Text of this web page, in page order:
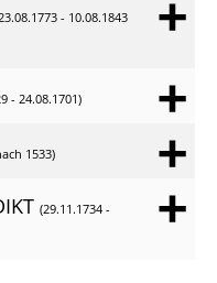
- 10.08.1843
- 24.08.1701)
1533)
(29.11.1734 -